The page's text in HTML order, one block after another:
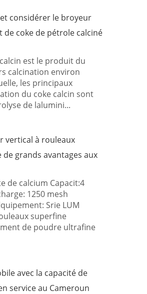
considérer le broyeur
coke de pétrole calciné
est le produit du
calcination environ
les principaux
du coke calcin sont
de lalumini...
vertical à rouleaux
grands avantages aux
de calcium Capacit:4
1250 mesh
Srie LUM
superfine
de poudre ultrafine
avec la capacité de
service au Cameroun